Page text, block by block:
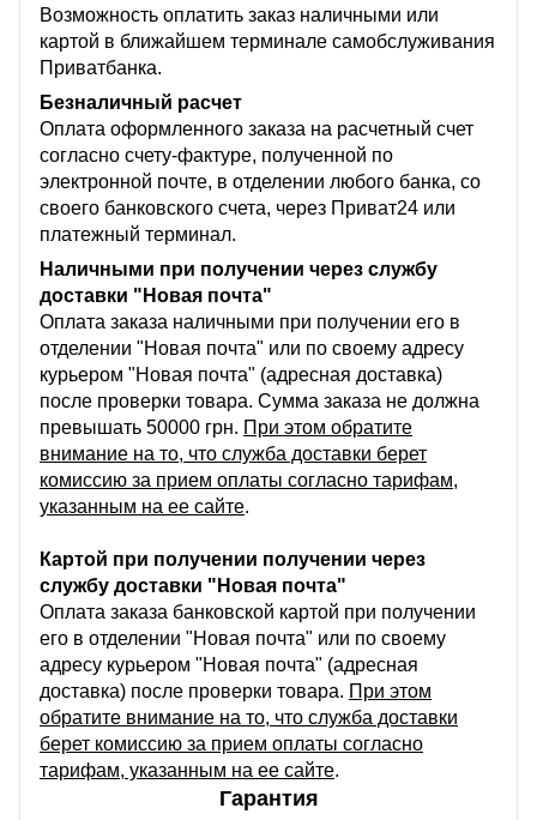
Возможность оплатить заказ наличными или
картой в ближайшем терминале самобслуживания
Приватбанка.
Безналичный расчет
Оплата оформленного заказа на расчетный счет
согласно счету-фактуре, полученной по
электронной почте, в отделении любого банка, со
своего банковского счета, через Приват24 или
платежный терминал.
Наличными при получении через службу
доставки "Новая почта"
Оплата заказа наличными при получении его в
отделении "Новая почта" или по своему адресу
курьером "Новая почта" (адресная доставка)
после проверки товара. Сумма заказа не должна
превышать 50000 грн. При этом обратите
внимание на то, что служба доставки берет
комиссию за прием оплаты согласно тарифам,
указанным на ее сайте.
Картой при получении получении через
службу доставки "Новая почта"
Оплата заказа банковской картой при получении
его в отделении "Новая почта" или по своему
адресу курьером "Новая почта" (адресная
доставка) после проверки товара. При этом
обратите внимание на то, что служба доставки
берет комиссию за прием оплаты согласно
тарифам, указанным на ее сайте.
Гарантия